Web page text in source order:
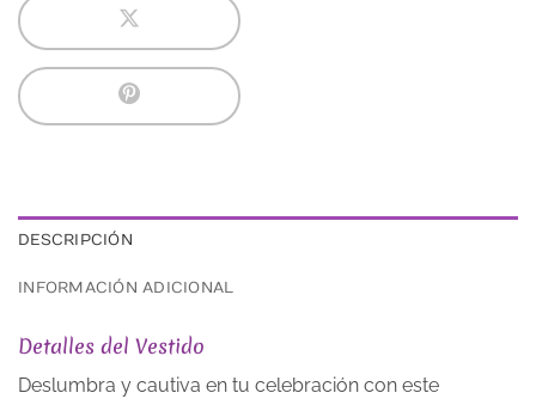
DESCRIPCIÓN
INFORMACIÓN ADICIONAL
Detalles del Vestido
Deslumbra y cautiva en tu celebración con este